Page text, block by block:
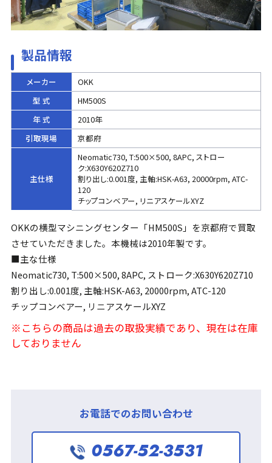
製品情報
メーカー
OKK
型 式
HM500S
年 式
2010年
引取現場
京都府
主仕様
Neomatic730, T:500×500, 8APC, ストロー
ク:X630Y620Z710
割り出し:0.001度, 主軸:HSK-A63, 20000rpm, ATC-
120
チップコンベアー, リニアスケールXYZ
OKKの横型マシニングセンター「HM500S」を京都府で買取
させていただきました。本機械は2010年製です。
■主な仕様
Neomatic730, T:500×500, 8APC, ストローク:X630Y620Z710
割り出し:0.001度, 主軸:HSK-A63, 20000rpm, ATC-120
チップコンベアー, リニアスケールXYZ
※こちらの商品は過去の取扱実績であり、現在は在庫
しておりません
お電話でのお問い合わせ
0567-52-3531